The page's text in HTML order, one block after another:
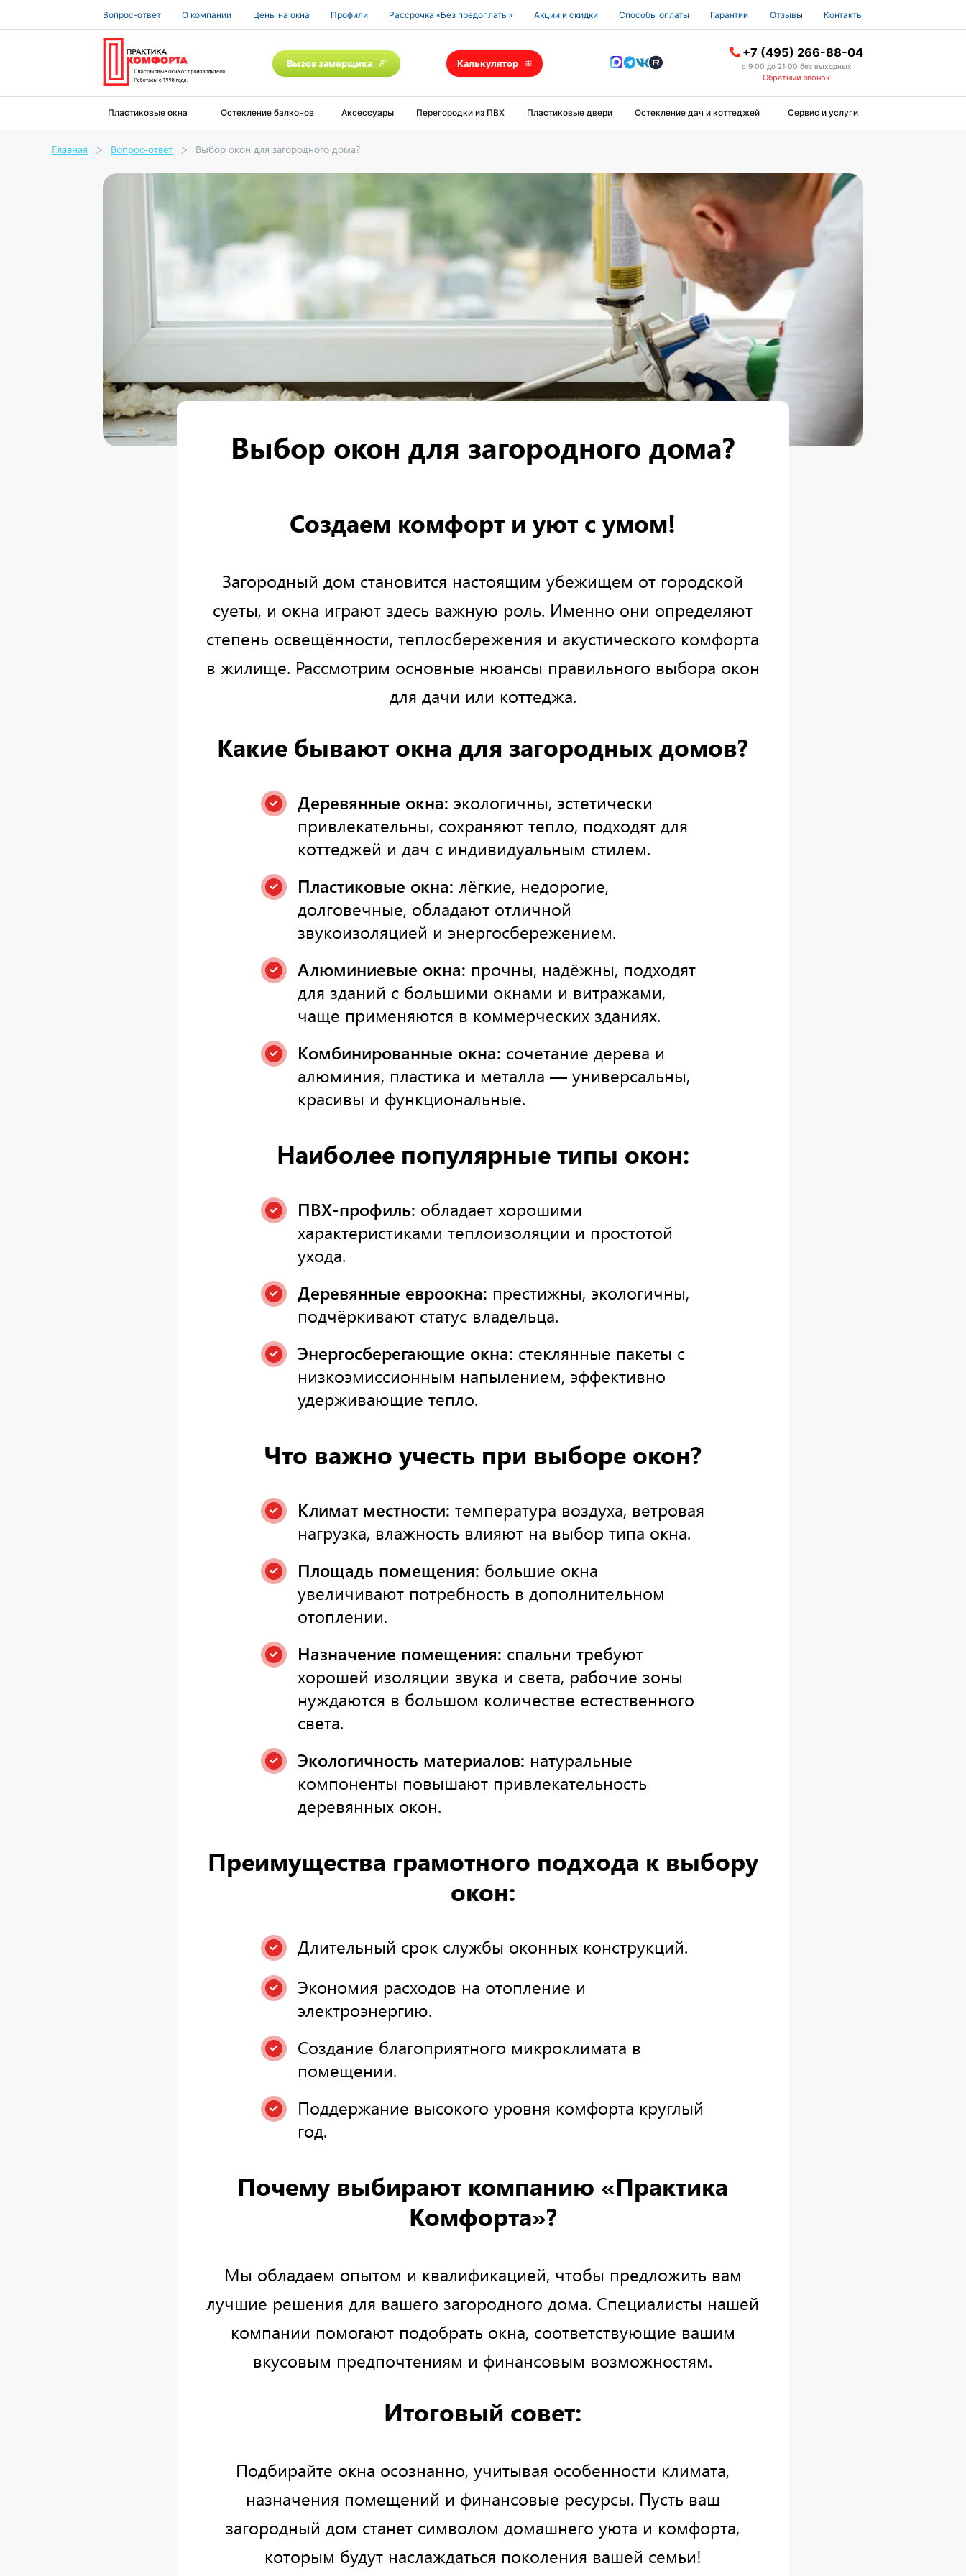
Вопрос-ответ О компании Цены на окна Профили Рассрочка «Без предоплаты» Акции и скидки Способы оплаты Гарантии Отзывы Контакты
Вызов замерщика Калькулятор
+7 (495) 266-88-04
с 9:00 до 21:00 без выходных
Обратный звонок
Пластиковые окна Остекление балконов Аксессуары Перегородки из ПВХ Пластиковые двери Остекление дач и коттеджей Сервис и услуги
Главная Вопрос-ответ Выбор окон для загородного дома?
Выбор окон для загородного дома?
Создаем комфорт и уют с умом!
Загородный дом становится настоящим убежищем от городской
суеты, и окна играют здесь важную роль. Именно они определяют
степень освещённости, теплосбережения и акустического комфорта
в жилище. Рассмотрим основные нюансы правильного выбора окон
для дачи или коттеджа.
Какие бывают окна для загородных домов?
Деревянные окна: экологичны, эстетически
привлекательны, сохраняют тепло, подходят для
коттеджей и дач с индивидуальным стилем.
Пластиковые окна: лёгкие, недорогие,
долговечные, обладают отличной
звукоизоляцией и энергосбережением.
Алюминиевые окна: прочны, надёжны, подходят
для зданий с большими окнами и витражами,
чаще применяются в коммерческих зданиях.
Комбинированные окна: сочетание дерева и
алюминия, пластика и металла — универсальны,
красивы и функциональные.
Наиболее популярные типы окон:
ПВХ-профиль: обладает хорошими
характеристиками теплоизоляции и простотой
ухода.
Деревянные евроокна: престижны, экологичны,
подчёркивают статус владельца.
Энергосберегающие окна: стеклянные пакеты с
низкоэмиссионным напылением, эффективно
удерживающие тепло.
Что важно учесть при выборе окон?
Климат местности: температура воздуха, ветровая
нагрузка, влажность влияют на выбор типа окна.
Площадь помещения: большие окна
увеличивают потребность в дополнительном
отоплении.
Назначение помещения: спальни требуют
хорошей изоляции звука и света, рабочие зоны
нуждаются в большом количестве естественного
света.
Экологичность материалов: натуральные
компоненты повышают привлекательность
деревянных окон.
Преимущества грамотного подхода к выбору
окон:
Длительный срок службы оконных конструкций.
Экономия расходов на отопление и
электроэнергию.
Создание благоприятного микроклимата в
помещении.
Поддержание высокого уровня комфорта круглый
год.
Почему выбирают компанию «Практика
Комфорта»?
Мы обладаем опытом и квалификацией, чтобы предложить вам
лучшие решения для вашего загородного дома. Специалисты нашей
компании помогают подобрать окна, соответствующие вашим
вкусовым предпочтениям и финансовым возможностям.
Итоговый совет:
Подбирайте окна осознанно, учитывая особенности климата,
назначения помещений и финансовые ресурсы. Пусть ваш
загородный дом станет символом домашнего уюта и комфорта,
которым будут наслаждаться поколения вашей семьи!